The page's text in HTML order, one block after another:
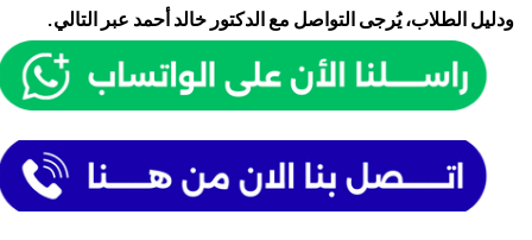
ودليل الطلاب، يُرجى التواصل مع الدكتور خالد أحمد عبر التالي.